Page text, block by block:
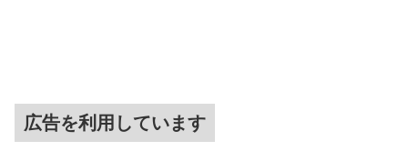
広告を利用しています